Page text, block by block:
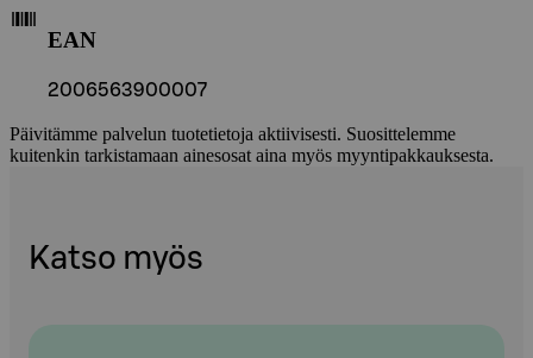
EAN
2006563900007
Päivitämme palvelun tuotetietoja aktiivisesti. Suosittelemme
kuitenkin tarkistamaan ainesosat aina myös myyntipakkauksesta.
Katso myös